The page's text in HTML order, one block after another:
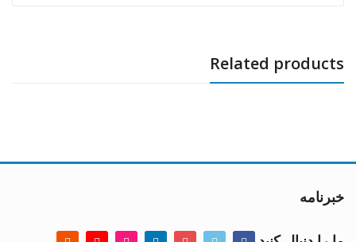
Related products
خبرنامه